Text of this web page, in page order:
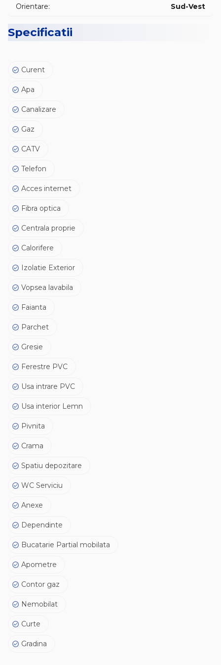
😊 Va asteptam la vizionare !
Orientare: Sud-Vest
Specificatii
Curent
Apa
Canalizare
Gaz
CATV
Telefon
Acces internet
Fibra optica
Centrala proprie
Calorifere
Izolatie Exterior
Vopsea lavabila
Faianta
Parchet
Gresie
Ferestre PVC
Usa intrare PVC
Usa interior Lemn
Pivnita
Crama
Spatiu depozitare
WC Serviciu
Anexe
Dependinte
Bucatarie Partial mobilata
Apometre
Contor gaz
Nemobilat
Curte
Gradina